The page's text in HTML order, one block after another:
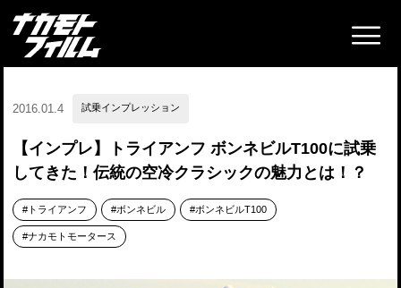
2016.01.4 試乗インプレッション
【インプレ】トライアンフ ボンネビルT100に試乗
してきた！伝統の空冷クラシックの魅力とは！？
トライアンフ ボンネビル ボンネビルT100
ナカモトモータース